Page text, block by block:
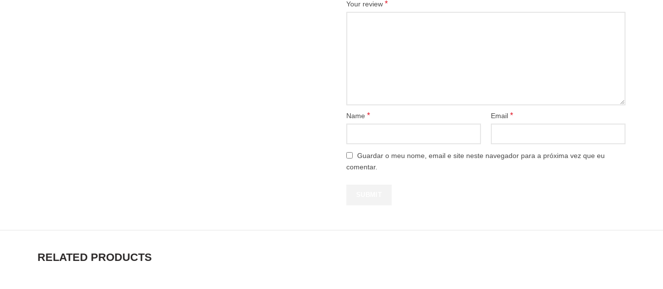
Your review *
Name * Email *
Guardar o meu nome, email e site neste navegador para a próxima vez que eu
comentar.
RELATED PRODUCTS